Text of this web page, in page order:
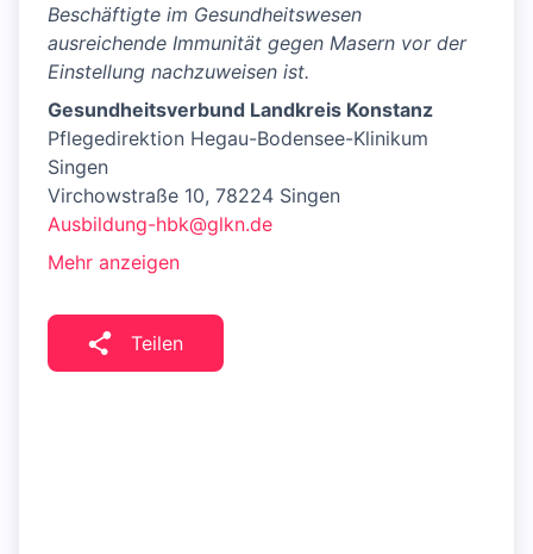
Beschäftigte im Gesundheitswesen
ausreichende Immunität gegen Masern vor der
Einstellung nachzuweisen ist.
Gesundheitsverbund Landkreis Konstanz
Pflegedirektion Hegau-Bodensee-Klinikum
Singen
Virchowstraße 10, 78224 Singen
Ausbildung-hbk@glkn.de
Mehr anzeigen
Teilen